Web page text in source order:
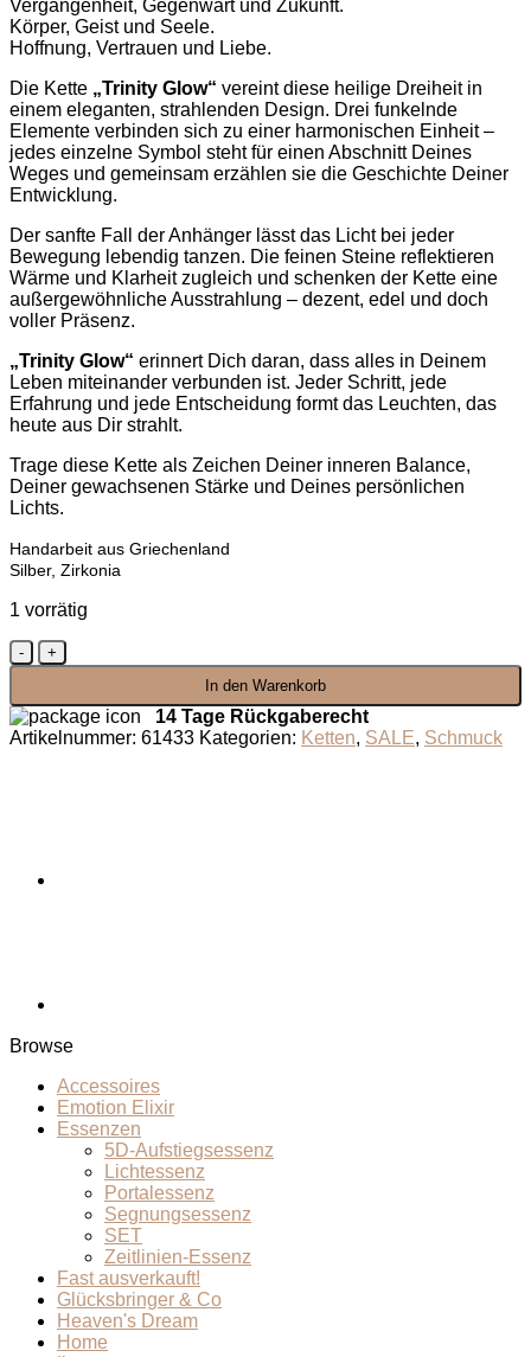
Vergangenheit, Gegenwart und Zukunft.
Körper, Geist und Seele.
Hoffnung, Vertrauen und Liebe.
Die Kette „Trinity Glow“ vereint diese heilige Dreiheit in
einem eleganten, strahlenden Design. Drei funkelnde
Elemente verbinden sich zu einer harmonischen Einheit –
jedes einzelne Symbol steht für einen Abschnitt Deines
Weges und gemeinsam erzählen sie die Geschichte Deiner
Entwicklung.
Der sanfte Fall der Anhänger lässt das Licht bei jeder
Bewegung lebendig tanzen. Die feinen Steine reflektieren
Wärme und Klarheit zugleich und schenken der Kette eine
außergewöhnliche Ausstrahlung – dezent, edel und doch
voller Präsenz.
„Trinity Glow“ erinnert Dich daran, dass alles in Deinem
Leben miteinander verbunden ist. Jeder Schritt, jede
Erfahrung und jede Entscheidung formt das Leuchten, das
heute aus Dir strahlt.
Trage diese Kette als Zeichen Deiner inneren Balance,
Deiner gewachsenen Stärke und Deines persönlichen
Lichts.
Handarbeit aus Griechenland
Silber, Zirkonia
1 vorrätig
Kette
Trinity
Menge
In den Warenkorb
14 Tage Rückgaberecht
Artikelnummer: 61433 Kategorien: Ketten, SALE, Schmuck
Browse
Accessoires
Emotion Elixir
Essenzen
5D-Aufstiegsessenz
Lichtessenz
Portalessenz
Segnungsessenz
SET
Zeitlinien-Essenz
Fast ausverkauft!
Glücksbringer & Co
Heaven's Dream
Home